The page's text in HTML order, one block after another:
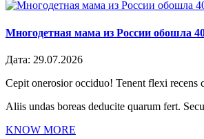
Многодетная мама из России обошла
Дата: 29.07.2026
Cepit onerosior occiduo! Tenent flexi recens
Aliis undas boreas deducite quarum fert.
KNOW MORE